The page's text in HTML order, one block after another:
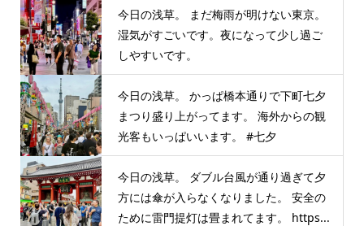
今日の浅草。 まだ梅雨が明けない東京。
湿気がすごいです。夜になって少し過ご
しやすいです。
今日の浅草。 かっぱ橋本通りで下町七夕
まつり盛り上がってます。 海外からの観
光客もいっぱいいます。 #七夕
今日の浅草。 ダブル台風が通り過ぎて夕
方には傘が入らなくなりました。 安全の
ために雷門提灯は畳まれてます。 https...